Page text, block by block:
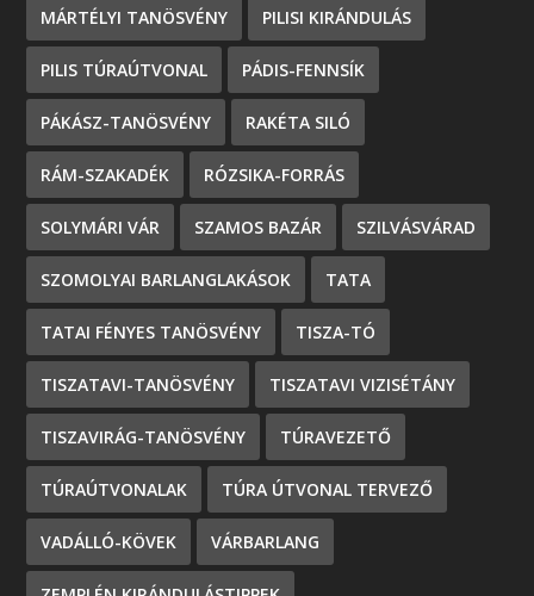
MÁRTÉLYI TANÖSVÉNY PILISI KIRÁNDULÁS
PILIS TÚRAÚTVONAL PÁDIS-FENNSÍK
PÁKÁSZ-TANÖSVÉNY RAKÉTA SILÓ
RÁM-SZAKADÉK RÓZSIKA-FORRÁS
SOLYMÁRI VÁR SZAMOS BAZÁR SZILVÁSVÁRAD
SZOMOLYAI BARLANGLAKÁSOK TATA
TATAI FÉNYES TANÖSVÉNY TISZA-TÓ
TISZATAVI-TANÖSVÉNY TISZATAVI VIZISÉTÁNY
TISZAVIRÁG-TANÖSVÉNY TÚRAVEZETŐ
TÚRAÚTVONALAK TÚRA ÚTVONAL TERVEZŐ
VADÁLLÓ-KÖVEK VÁRBARLANG